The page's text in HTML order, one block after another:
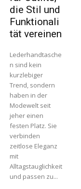
die Stil und
Funktionali
tät vereinen
Lederhandtasche
n sind kein
kurzlebiger
Trend, sondern
haben in der
Modewelt seit
jeher einen
festen Platz. Sie
verbinden
zeitlose Eleganz
mit
Alltagstauglichkeit
und passen zu...